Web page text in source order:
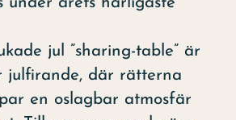
jul ”sharing-table” är
julfirande, där rätterna
en oslagbar atmosfär